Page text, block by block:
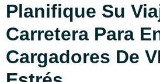
Planifique Su
Carretera Para
Cargadores De